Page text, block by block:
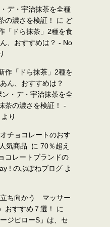
デ・宇治抹茶を全種
の濃さを検証！
に ど
「ドら抹茶」2種を食
、おすすめは？ - No
作「ドら抹茶」2種を
ん、おすすめは？
ン・デ・宇治抹茶を全
茶の濃さを検証！ -
より
チョコレートのおす
気商品
に 70％超え
コレートブランドの
! のぶぽねブログ よ
立ち向かう マッサー
おすすめ７選！
に
ジピローS」は、セ